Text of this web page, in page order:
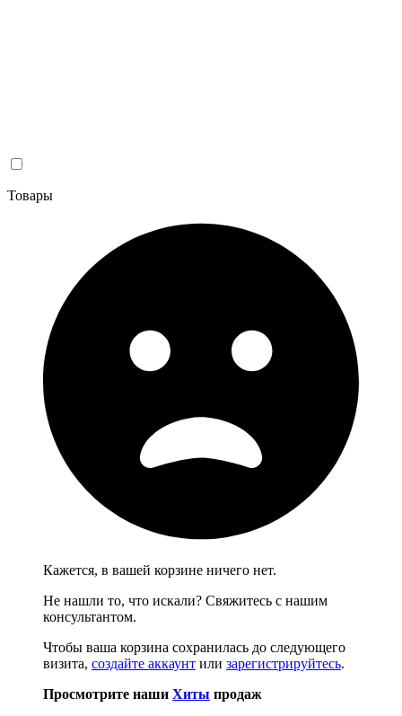
Товары
Кажется, в вашей корзине ничего нет.
Не нашли то, что искали? Свяжитесь с нашим
консультантом.
Чтобы ваша корзина сохранилась до следующего
визита, создайте аккаунт или зарегистрируйтесь.
Просмотрите наши Хиты продаж